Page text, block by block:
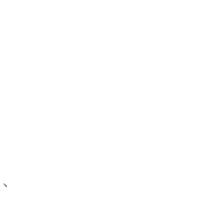
、